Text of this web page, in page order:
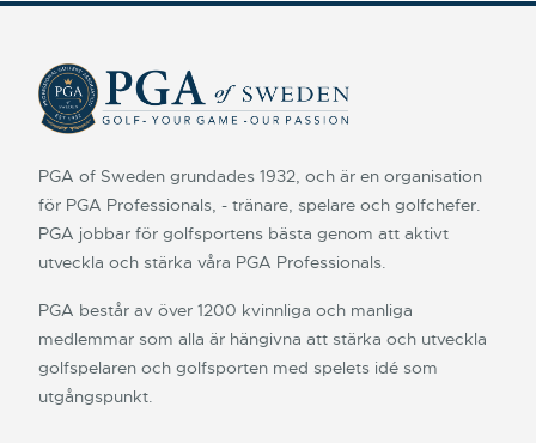
PGA of Sweden grundades 1932, och är en organisation
för PGA Professionals, - tränare, spelare och golfchefer.
PGA jobbar för golfsportens bästa genom att aktivt
utveckla och stärka våra PGA Professionals.
PGA består av över 1200 kvinnliga och manliga
medlemmar som alla är hängivna att stärka och utveckla
golfspelaren och golfsporten med spelets idé som
utgångspunkt.